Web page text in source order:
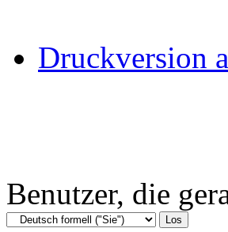
Druckversion
Benutzer, die